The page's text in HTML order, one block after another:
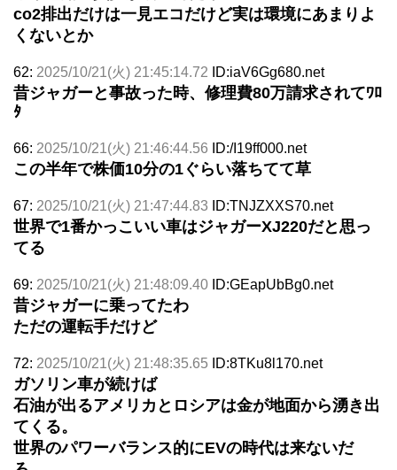
co2排出だけは一見エコだけど実は環境にあまりよ
くないとか
62: 2025/10/21(火) 21:45:14.72 ID:iaV6Gg680.net
昔ジャガーと事故った時、修理費80万請求されてﾜﾛ
ﾀ
66: 2025/10/21(火) 21:46:44.56 ID:/I19ff000.net
この半年で株価10分の1ぐらい落ちてて草
67: 2025/10/21(火) 21:47:44.83 ID:TNJZXXS70.net
世界で1番かっこいい車はジャガーXJ220だと思っ
てる
69: 2025/10/21(火) 21:48:09.40 ID:GEapUbBg0.net
昔ジャガーに乗ってたわ
ただの運転手だけど
72: 2025/10/21(火) 21:48:35.65 ID:8TKu8l170.net
ガソリン車が続けば
石油が出るアメリカとロシアは金が地面から湧き出
てくる。
世界のパワーバランス的にEVの時代は来ないだ